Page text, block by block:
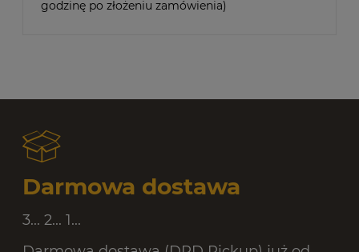
godzinę po złożeniu zamówienia)
Darmowa dostawa
3... 2... 1...